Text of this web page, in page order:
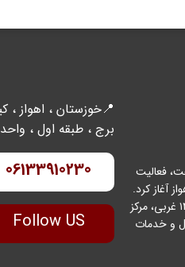
فعالیت
آغاز کرد.
این مجموعه با مدیریت متخصص و متعهد، در منطقه کیانپارس – خیابان ۱۴ غربی، مرکز
و خدمات
برج ، طبقه اول ، واحد ۳۵
06133910230
Follow US